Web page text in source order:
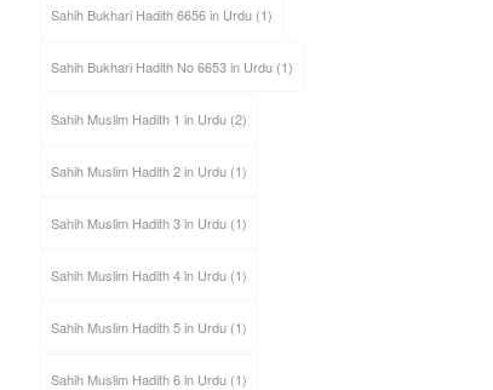
Sahih Bukhari Hadith 6656 in Urdu(1)
Sahih Bukhari Hadith No 6653 in Urdu(1)
Sahih Muslim Hadith 1 in Urdu(2)
Sahih Muslim Hadith 2 in Urdu(1)
Sahih Muslim Hadith 3 in Urdu(1)
Sahih Muslim Hadith 4 in Urdu(1)
Sahih Muslim Hadith 5 in Urdu(1)
Sahih Muslim Hadith 6 in Urdu(1)